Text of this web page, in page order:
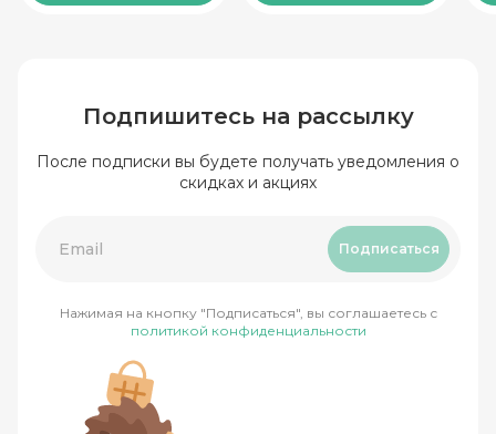
Подпишитесь на рассылку
После подписки вы будете получать уведомления о
скидках и акциях
Подписаться
Нажимая на кнопку "Подписаться", вы соглашаетесь с
политикой конфиденциальности